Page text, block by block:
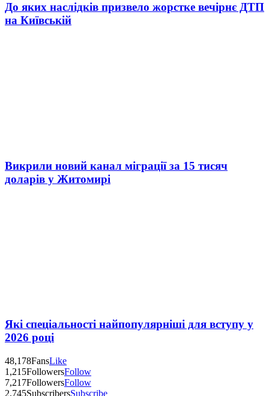
До яких наслідків призвело жорстке вечірнє ДТП
на Київській
Викрили новий канал міграції за 15 тисяч
доларів у Житомирі
Які спеціальності найпопулярніші для вступу у
2026 році
48,178FansLike
1,215FollowersFollow
7,217FollowersFollow
2,745SubscribersSubscribe